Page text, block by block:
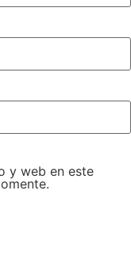
y web en este